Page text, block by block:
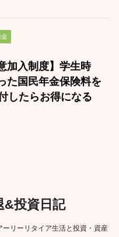
金
加入制度】学生時
た国民年金保険料を
したらお得になる
&投資日記
リーリタイア生活と投資・資産